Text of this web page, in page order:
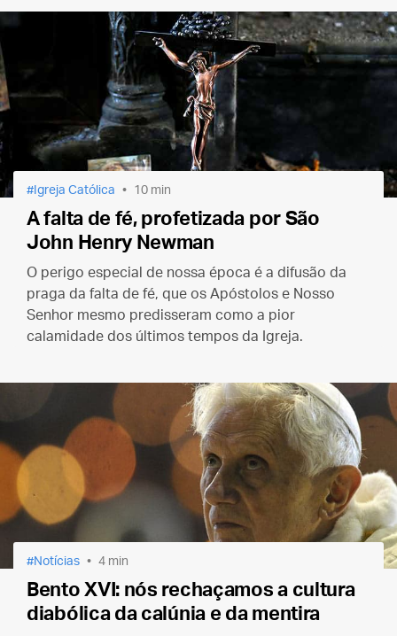
Igreja Católica 10 min
A falta de fé, profetizada por São
John Henry Newman
O perigo especial de nossa época é a difusão da
praga da falta de fé, que os Apóstolos e Nosso
Senhor mesmo predisseram como a pior
calamidade dos últimos tempos da Igreja.
Notícias 4 min
Bento XVI: nós rechaçamos a cultura
diabólica da calúnia e da mentira